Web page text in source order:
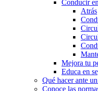
Conducir
Atrás
Mejora tu
Educa en
Qué hacer ante
Conoce las